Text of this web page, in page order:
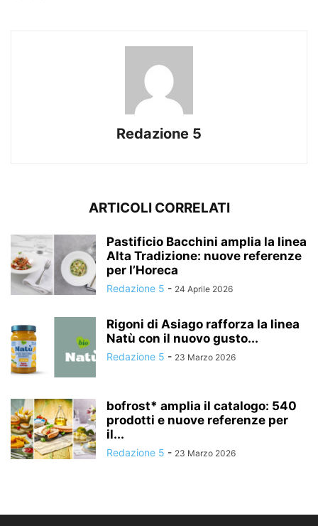
Redazione 5
ARTICOLI CORRELATI
Pastificio Bacchini amplia la linea
Alta Tradizione: nuove referenze
per l’Horeca
Redazione 5 - 24 Aprile 2026
Rigoni di Asiago rafforza la linea
Natù con il nuovo gusto...
Redazione 5 - 23 Marzo 2026
bofrost* amplia il catalogo: 540
prodotti e nuove referenze per
il...
Redazione 5 - 23 Marzo 2026